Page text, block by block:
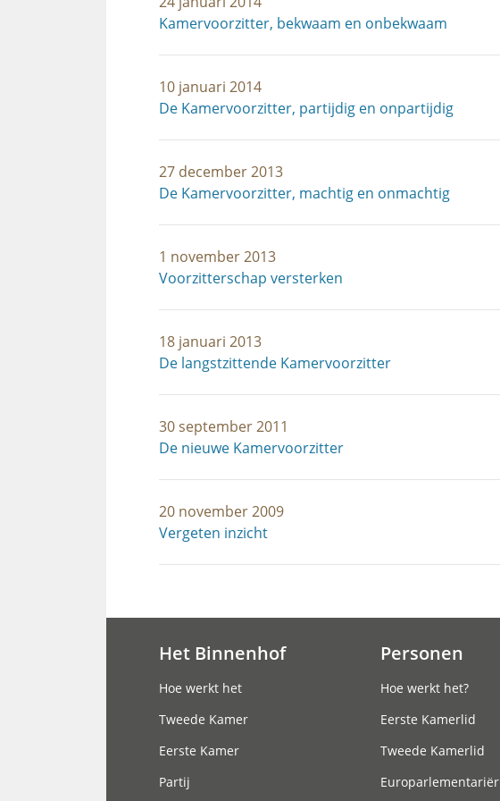
Kamervoorzitter, bekwaam en onbekwaam
10 januari 2014
De Kamervoorzitter, partijdig en onpartijdig
27 december 2013
De Kamervoorzitter, machtig en onmachtig
1 november 2013
Voorzitterschap versterken
18 januari 2013
De langstzittende Kamervoorzitter
30 september 2011
De nieuwe Kamervoorzitter
20 november 2009
Vergeten inzicht
Het Binnenhof
Hoe werkt het
Tweede Kamer
Eerste Kamer
Partij
Personen
Hoe werkt het?
Eerste Kamerlid
Tweede Kamerlid
Europarlementariër